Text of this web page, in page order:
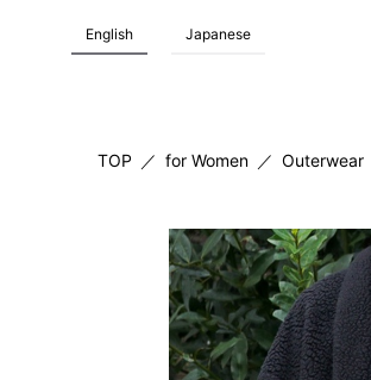
English Japanese
TOP ／ for Women ／ Outerwear